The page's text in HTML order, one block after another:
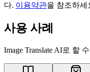
다. 이용약관을 참조하세
사용 사례
Image Translate AI로 할